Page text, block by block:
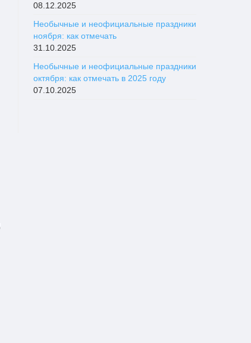
08.12.2025
Необычные и неофициальные праздники
ноября: как отмечать
31.10.2025
Необычные и неофициальные праздники
октября: как отмечать в 2025 году
07.10.2025